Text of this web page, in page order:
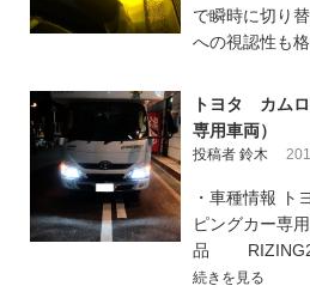
で瞬時に切り
への視認性も
トヨタ カム
専用車両）
投稿者 鈴木
・車種情報
ピングカー専
品 RIZING2
続きを見る